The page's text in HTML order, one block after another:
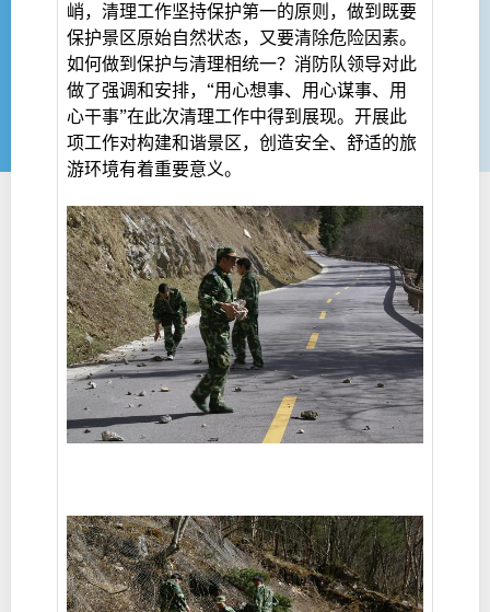
峭，清理工作坚持保护第一的原则，做到既要
保护景区原始自然状态，又要清除危险因素。
如何做到保护与清理相统一？消防队领导对此
做了强调和安排，“用心想事、用心谋事、用
心干事”在此次清理工作中得到展现。开展此
项工作对构建和谐景区，创造安全、舒适的旅
游环境有着重要意义。